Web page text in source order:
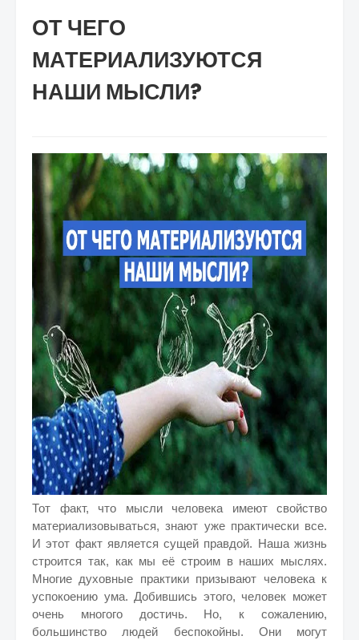
ОТ ЧЕГО
МАТЕРИАЛИЗУЮТСЯ
НАШИ МЫСЛИ?
Тот факт, что мысли человека имеют свойство
материализовываться, знают уже практически все.
И этот факт является сущей правдой. Наша жизнь
строится так, как мы её строим в наших мыслях.
Многие духовные практики призывают человека к
успокоению ума. Добившись этого, человек может
очень многого достичь. Но, к сожалению,
большинство людей беспокойны. Они могут